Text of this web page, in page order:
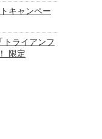
キャンペー
トライアンフ
限定